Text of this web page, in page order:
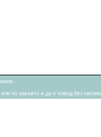
по какъвто и да е повод без